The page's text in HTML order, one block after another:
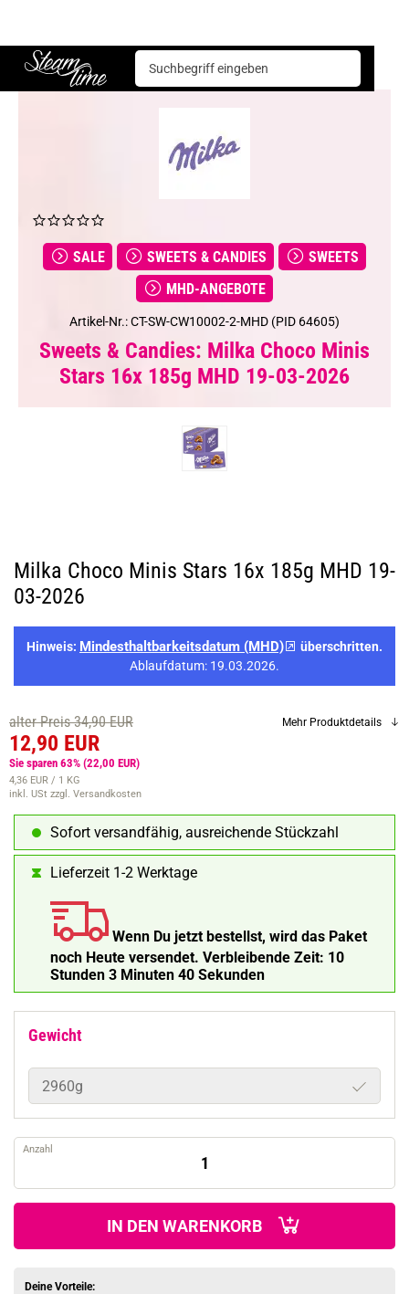
Steam time
Sweets & Candies Sweets
SALE SWEETS & CANDIES
SWEETS
MHD-ANGEBOTE
Artikel-Nr.: CT-SW-CW10002-2-MHD (PID 64605)
Sweets & Candies: Milka Choco Minis
Stars 16x 185g MHD 19-03-2026
Milka Choco Minis Stars 16x 185g MHD 19-
03-2026
Hinweis: Mindesthaltbarkeitsdatum (MHD)
überschritten.
Ablaufdatum: 19.03.2026.
alter Preis 34,90 EUR
12,90 EUR
Sie sparen 63% (22,00 EUR)
4,36 EUR / 1 KG
inkl. USt zzgl. Versandkosten
Mehr Produktdetails
Sofort versandfähig, ausreichende Stückzahl
Lieferzeit 1-2 Werktage
Wenn Du jetzt bestellst, wird das Paket
noch Heute versendet. Verbleibende Zeit: 10
Stunden 3 Minuten 38 Sekunden
Gewicht
2960g
Anzahl
IN DEN WARENKORB
Deine Vorteile: